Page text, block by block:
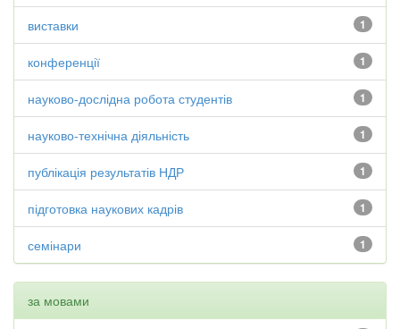
1
виставки
1
конференції
1
науково-дослідна робота студентів
1
науково-технічна діяльність
1
публікація результатів НДР
1
підготовка наукових кадрів
1
семінари
за мовами